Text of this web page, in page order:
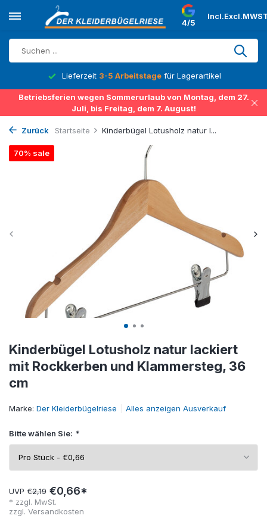
4/5
Incl.Excl.
Lieferzeit 3-5 Arbeitstage für Lagerartikel
Betriebsferien wegen Sommerurlaub von Montag, dem 27.
Juli, bis Freitag, dem 7. August!
Zurück Startseite Kinderbügel Lotusholz natur l...
Kinderbügel Lotusholz natur lackiert
mit Rockkerben und Klammersteg, 36
cm
70% sale
Marke: Der Kleiderbügelriese Alles anzeigen Ausverkauf
Bitte wählen Sie: *
UVP €2,19 €0,66*
* zzgl. MwSt.
zzgl. Versandkosten